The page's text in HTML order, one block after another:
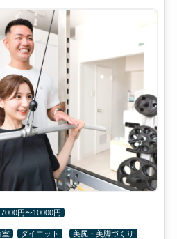
円〜10000円
室 ダイエット 美尻・美脚づくり